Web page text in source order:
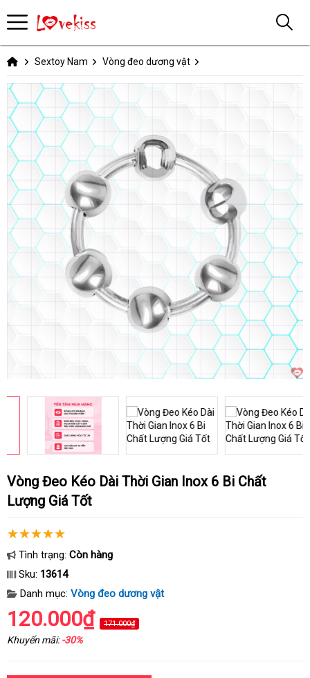
Sextoy Nam Vòng đeo dương vật
Vòng Đeo Kéo Dài Thời Gian Inox 6 Bi Chất
Lượng Giá Tốt
Tình trạng: Còn hàng
Sku: 13614
Danh mục: Vòng đeo dương vật
120.000₫ 171.000₫
Khuyến mãi:-30%